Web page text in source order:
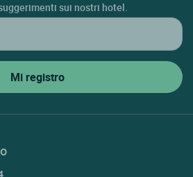
sui nostri hotel.